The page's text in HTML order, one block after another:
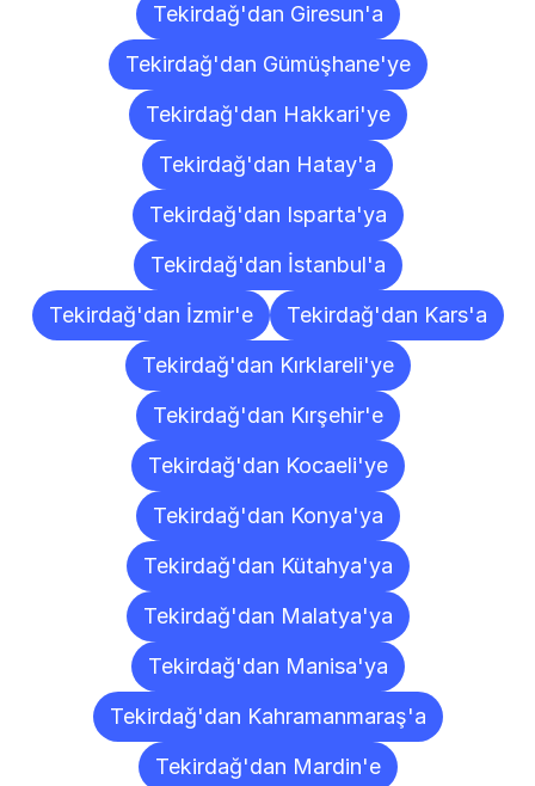
Tekirdağ'dan Giresun'a
Tekirdağ'dan Gümüşhane'ye
Tekirdağ'dan Hakkari'ye
Tekirdağ'dan Hatay'a
Tekirdağ'dan Isparta'ya
Tekirdağ'dan İstanbul'a
Tekirdağ'dan İzmir'e
Tekirdağ'dan Kars'a
Tekirdağ'dan Kırklareli'ye
Tekirdağ'dan Kırşehir'e
Tekirdağ'dan Kocaeli'ye
Tekirdağ'dan Konya'ya
Tekirdağ'dan Kütahya'ya
Tekirdağ'dan Malatya'ya
Tekirdağ'dan Manisa'ya
Tekirdağ'dan Kahramanmaraş'a
Tekirdağ'dan Mardin'e